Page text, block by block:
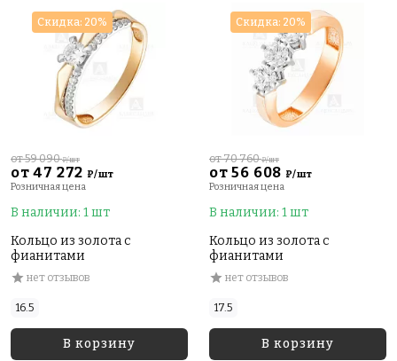
от 47 272 ₽/шт
от 59 090₽/шт
Розничная цена
В наличии: 1 шт
Кольцо из золота с
фианитами
нет отзывов
16.5
В корзину
Скидка: 20%
от 56 608 ₽/шт
от 70 760₽/шт
Розничная цена
В наличии: 1 шт
Кольцо из золота с
фианитами
нет отзывов
17.5
В корзину
Скидка: 20%